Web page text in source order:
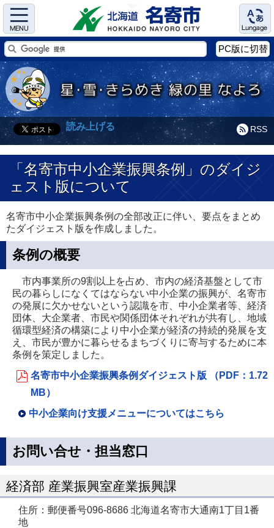
Menu Language
PC版に切替
RSS
読み上げる
「名寄市中小企業振興条例」のダイジ
ェスト版について
名寄市中小企業振興条例の全部改正に伴い、要点をまとめ
たダイジェスト版を作成しました。
条例の概要
市内事業所の9割以上を占め、市内の経済基盤として市
民の暮らしになくてはならない中小企業の振興が、名寄市
の発展に欠かせないという認識を市、中小企業者等、経済
団体、大企業者、市民や関係団体それぞれが共有し、地域
循環型経済の構築により中小企業が経済の持続的発展を支
え、市民が豊かに暮らせるまちづくりに寄与するために本
条例を策定しました。
名寄市中小企業振興条例ダイジェスト版 （PDF：1.72
MB）
中小企業向け支援メニューについてはこちら
お問い合せ・担当窓口
経済部 産業振興室産業振興課
住所：郵便番号096-8686 北海道名寄市大通南1丁目1番
地